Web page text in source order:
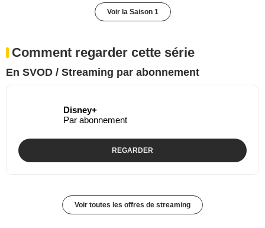
Voir la Saison 1
Comment regarder cette série
En SVOD / Streaming par abonnement
Disney+
Par abonnement
REGARDER
Voir toutes les offres de streaming